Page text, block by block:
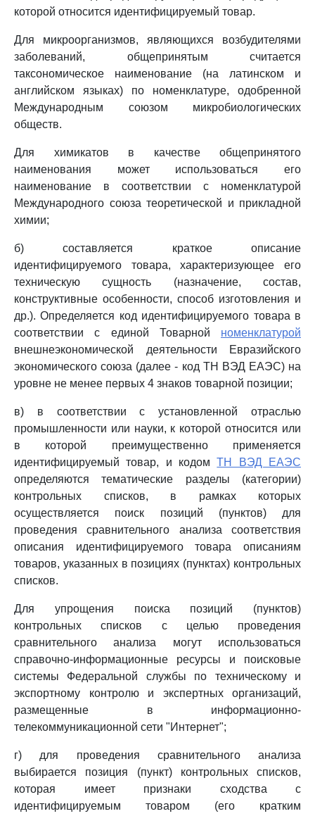
которой относится идентифицируемый товар.
Для микроорганизмов, являющихся возбудителями
заболеваний, общепринятым считается
таксономическое наименование (на латинском и
английском языках) по номенклатуре, одобренной
Международным союзом микробиологических
обществ.
Для химикатов в качестве общепринятого
наименования может использоваться его
наименование в соответствии с номенклатурой
Международного союза теоретической и прикладной
химии;
б) составляется краткое описание
идентифицируемого товара, характеризующее его
техническую сущность (назначение, состав,
конструктивные особенности, способ изготовления и
др.). Определяется код идентифицируемого товара в
соответствии с единой Товарной номенклатурой
внешнеэкономической деятельности Евразийского
экономического союза (далее - код ТН ВЭД ЕАЭС) на
уровне не менее первых 4 знаков товарной позиции;
в) в соответствии с установленной отраслью
промышленности или науки, к которой относится или
в которой преимущественно применяется
идентифицируемый товар, и кодомТН ВЭД ЕАЭС
определяются тематические разделы (категории)
контрольных списков, в рамках которых
осуществляется поиск позиций (пунктов) для
проведения сравнительного анализа соответствия
описания идентифицируемого товара описаниям
товаров, указанных в позициях (пунктах) контрольных
списков.
Для упрощения поиска позиций (пунктов)
контрольных списков с целью проведения
сравнительного анализа могут использоваться
справочно-информационные ресурсы и поисковые
системы Федеральной службы по техническому и
экспортному контролю и экспертных организаций,
размещенные в информационно-
телекоммуникационной сети "Интернет";
г) для проведения сравнительного анализа
выбирается позиция (пункт) контрольных списков,
которая имеет признаки сходства с
идентифицируемым товаром (его кратким